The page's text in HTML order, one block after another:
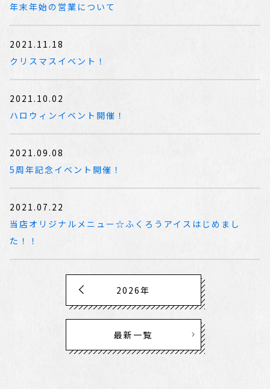
年末年始の営業について
2021.11.18
クリスマスイベント！
2021.10.02
ハロウィンイベント開催！
2021.09.08
5周年記念イベント開催！
2021.07.22
当店オリジナルメニュー☆ふくろうアイスはじめまし
た！！
2026年
最新一覧